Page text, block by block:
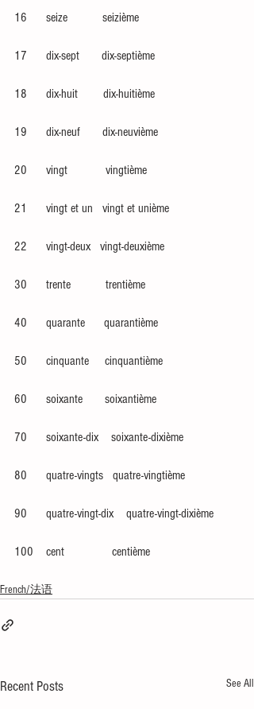
16      seize           seizième
17      dix-sept       dix-septième
18      dix-huit        dix-huitième
19      dix-neuf       dix-neuvième
20      vingt            vingtième
21      vingt et un   vingt et unième
22      vingt-deux   vingt-deuxième
30      trente           trentième
40      quarante      quarantième
50      cinquante     cinquantième
60      soixante       soixantième
70      soixante-dix    soixante-dixième
80      quatre-vingts   quatre-vingtième
90      quatre-vingt-dix    quatre-vingt-dixième
100    cent               centième
French/法语
Recent Posts See All